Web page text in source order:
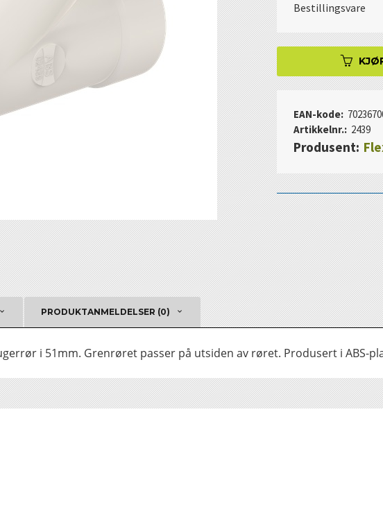
Bestillingsvare
EAN-kode:
Artikkelnr.: 2439
Produsent:
PRODUKTANMELDELSER (0)
i 51mm. Grenrøret passer på utsiden av røret. Produsert i ABS-